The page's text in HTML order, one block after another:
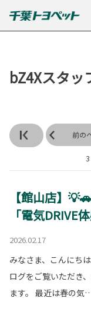
bZ4Xスタッ
前の
【館山店】
「電気DRIVE
2026.02.17
みなさま、こんにち
ログをご覧いただき
ます。 最近は春の気